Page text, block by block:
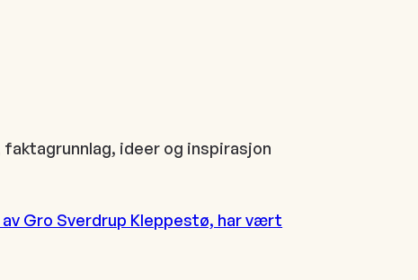
ideer og inspirasjon
Gro Sverdrup Kleppestø, har vært